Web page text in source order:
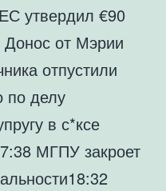
утвердил €90
от Мэрии
отпустили
по делу
в с*ксе
МГПУ закроет